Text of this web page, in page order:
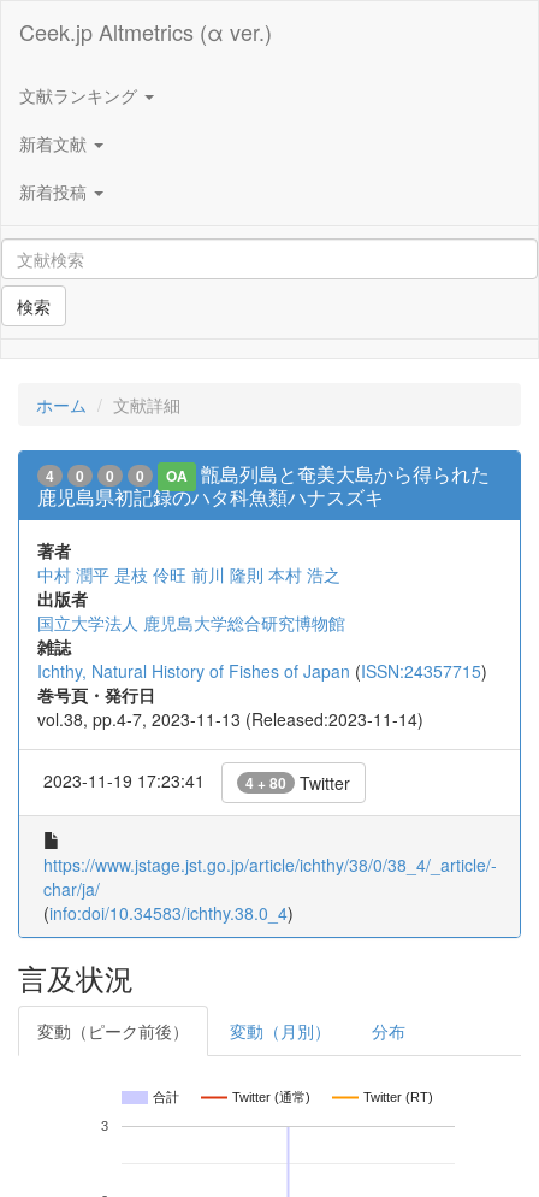
Ceek.jp Altmetrics (α ver.)
文献ランキング
新着文献
新着投稿
検索
ホーム 文献詳細
4 0 0 0 OA
甑島列島と奄美大島から得られた
鹿児島県初記録のハタ科魚類ハナスズキ
著者
中村 潤平 是枝 伶旺 前川 隆則 本村 浩之
出版者
国立大学法人 鹿児島大学総合研究博物館
雑誌
Ichthy, Natural History of Fishes of Japan (ISSN:24357715)
巻号頁・発行日
vol.38, pp.4-7, 2023-11-13 (Released:2023-11-14)
2023-11-19 17:23:41 4 + 80 Twitter
https://www.jstage.jst.go.jp/article/ichthy/38/0/38_4/_article/-
char/ja/
(info:doi/10.34583/ichthy.38.0_4)
言及状況
変動（ピーク前後） 変動（月別） 分布
合計 Twitter (通常) Twitter (RT)
3